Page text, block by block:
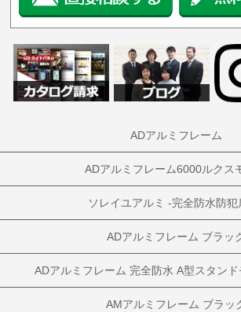
ADアルミフレーム
ADアルミフレーム6000ルクス
ソレイユアルミ -完全防水防犯
ADアルミフレーム ブラッ
ADアルミフレーム 完全防水 A型スタン
AMアルミフレーム ブラッ